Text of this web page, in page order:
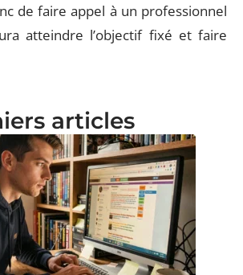
de faire appel à un professionnel
atteindre l’objectif fixé et faire
articles